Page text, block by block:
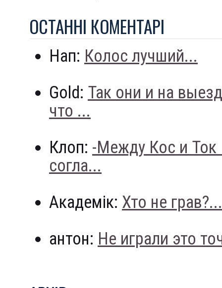
ОСТАННI КОМЕНТАРI
Нап: Колос лучший...
Gold: Так они и на
что ...
Клоп: -Между Кос и
согла...
Академік: Хто не грав?...
антон: Не играли это